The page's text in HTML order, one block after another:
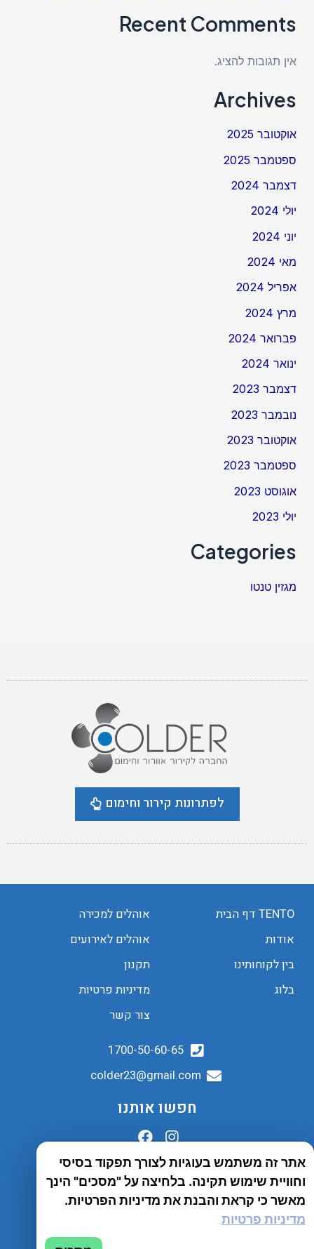
Recent Comments
אין תגובות להציג.
Archives
אוקטובר 2025
ספטמבר 2025
דצמבר 2024
יולי 2024
יוני 2024
מאי 2024
אפריל 2024
מרץ 2024
פברואר 2024
ינואר 2024
דצמבר 2023
נובמבר 2023
אוקטובר 2023
ספטמבר 2023
אוגוסט 2023
יולי 2023
Categories
מגזין טנטו
לפתרונות קירור וחימום
TENTO דף הבית
אודות
בין לקוחותינו
בלוג
אוהלים למכירה
אוהלים לאירועים
תקנון
מדיניות פרטיות
צור קשר
1700-50-60-65
colder23@gmail.com
חפשו אותנו
הובלות לכל הארץ
שירות יבואן
אתר זה משתמש בעוגיות לצורך תפקוד בסיסי
וחוויית שימוש תקינה. בלחיצה על "מסכים" הינך
מאשר כי קראת והבנת את מדיניות הפרטיות.
מדיניות פרטיות